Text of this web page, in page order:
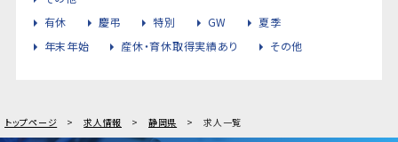
有休
慶弔 特別 GW
夏季
年末年始
産休・育休取得実績あり その他
トップページ 求人情報 静岡県 求人一覧